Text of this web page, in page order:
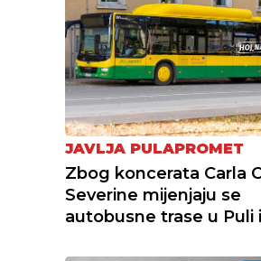
JAVLJA PULAPROMET
Zbog koncerata Carla
Severine mijenjaju se
autobusne trase u Puli